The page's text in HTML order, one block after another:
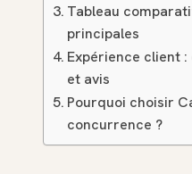
Tableau
principales
Expérience client
et avis
Pourquoi choisir
concurrence ?